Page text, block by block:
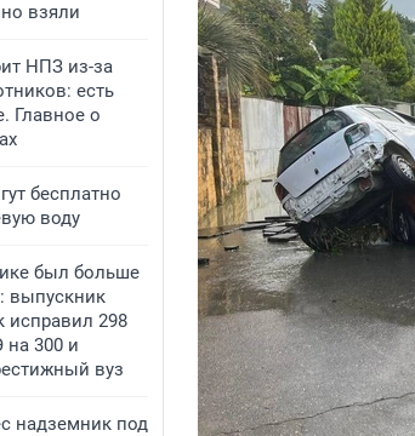
взяли
НПЗ из-за
есть
Главное о
бесплатно
воду
был больше
выпускник
исправил 298
на 300 и
вуз
надземник под